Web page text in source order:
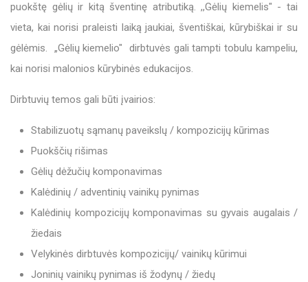
puokštę gėlių ir kitą šventinę atributiką. ,,Gėlių kiemelis" - tai
vieta, kai norisi praleisti laiką jaukiai, šventiškai, kūrybiškai ir su
gėlėmis. „Gėlių kiemelio" dirbtuvės gali tampti tobulu kampeliu,
kai norisi malonios kūrybinės edukacijos.
Dirbtuvių temos gali būti įvairios:
Stabilizuotų sąmanų paveikslų / kompozicijų kūrimas
Puokščių rišimas
Gėlių dėžučių komponavimas
Kalėdinių / adventinių vainikų pynimas
Kalėdinių kompozicijų komponavimas su gyvais augalais /
žiedais
Velykinės dirbtuvės kompozicijų/ vainikų kūrimui
Joninių vainikų pynimas iš žodynų / žiedų